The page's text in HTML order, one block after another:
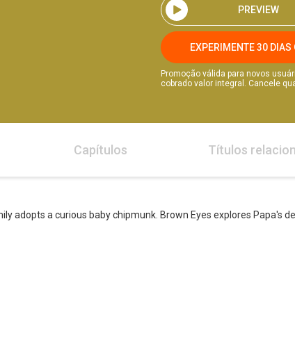
PREVIEW
EXPERIMENTE 30 DIAS
Promoção válida para novos
cobrado valor integral. Cancele
Capítulos Títulos
adopts a curious baby chipmunk. Brown Eyes explores Papa's